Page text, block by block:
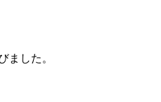
ました。